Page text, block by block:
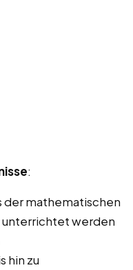
:
der mathematischen
unterrichtet werden
hin zu